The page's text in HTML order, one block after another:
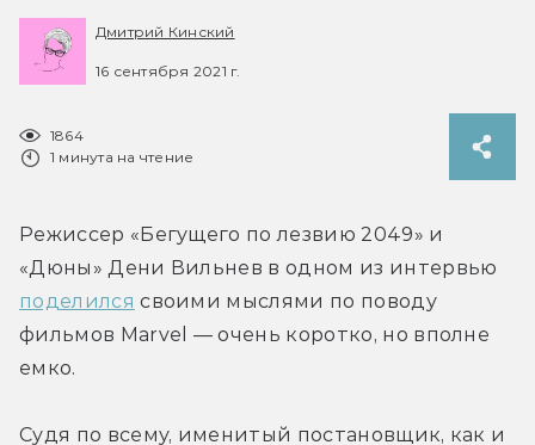
Дмитрий Кинский
16 сентября 2021 г.
1864
1 минута на чтение
Режиссер «Бегущего по лезвию 2049» и
поделился своими мыслями по поводу
фильмов Marvel — очень коротко, но вполне
емко.